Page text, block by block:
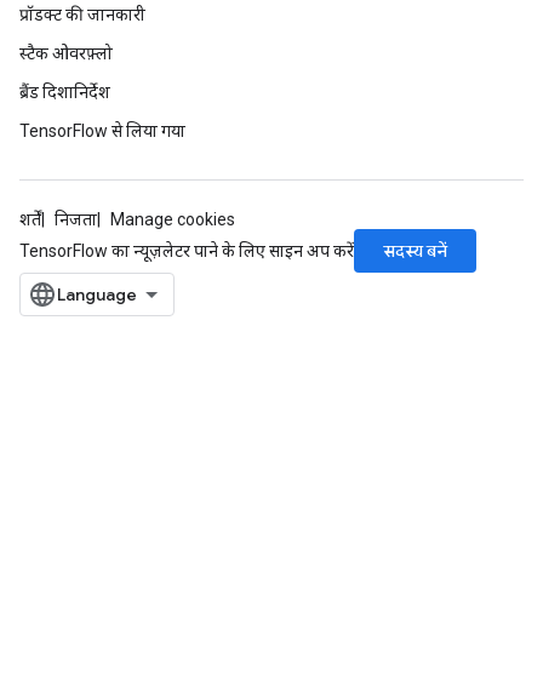
प्रॉडक्ट की जानकारी
स्टैक ओवरफ़्लो
ब्रैंड दिशानिर्देश
TensorFlow से लिया गया
शर्तें निजता
Manage cookies
TensorFlow का न्यूज़लेटर पाने के लिए साइन अप करें
सदस्य बनें